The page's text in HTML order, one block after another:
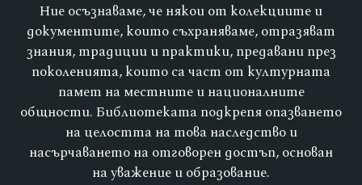
Ние осъзнаваме, че някои от колекциите и
документите, които съхраняваме, отразяват
знания, традиции и практики, предавани през
поколенията, които са част от културната
памет на местните и националните
общности. Библиотеката подкрепя опазването
на целостта на това наследство и
насърчаването на отговорен достъп, основан
на уважение и образование.